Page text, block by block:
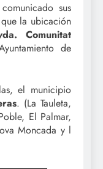
sus
que la ubicación
Comunitat
de
el municipio
. (La Tauleta,
El Palmar,
Moncada y l